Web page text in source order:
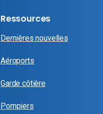
Ressources
Dernières nouvelles
Aéroports
Garde côtière
Pompiers